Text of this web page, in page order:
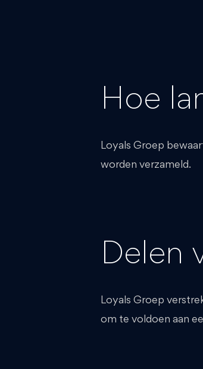
Hoe
Loyals Groep
worden verzameld.
Delen
Loyals Groep
om te voldoen aan